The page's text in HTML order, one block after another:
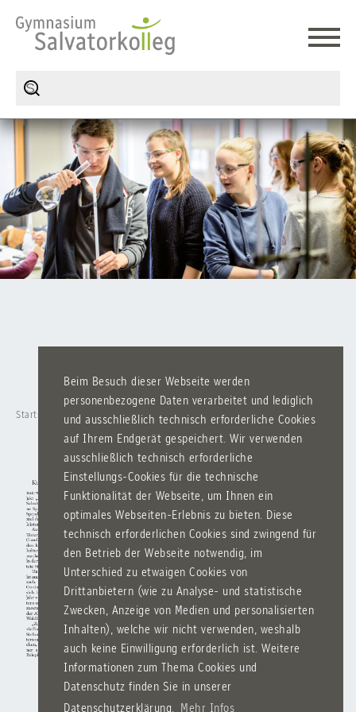
Beim Besuch dieser Webseite werden
personenbezogene Daten verarbeitet und lediglich
und ausschließlich technisch erforderliche Cookies
auf Ihrem Endgerät gespeichert. Wir verwenden
ausschließlich technisch erforderliche
Einstellungs-Cookies für die technische
Funktionalität der Webseite, um Ihnen ein
optimales Webseiten-Erlebnis zu bieten. Diese
technisch erforderlichen Cookies sind zwingend für
den Betrieb der Webseite notwendig, im
Unterschied zu etwaigen Cookies von
Drittanbietern (wie zu Analyse- und statistische
Zwecken, Anzeige von Medien und personalisierten
Inhalten), welche wir nicht verwenden, weshalb
auch keine Einwilligung erforderlich ist. Weitere
Informationen zum Thema Cookies und
Datenschutz finden Sie in unserer
Datenschutzerklärung. Mehr Infos
Startseite Schule Zeitung Kunstprojekt